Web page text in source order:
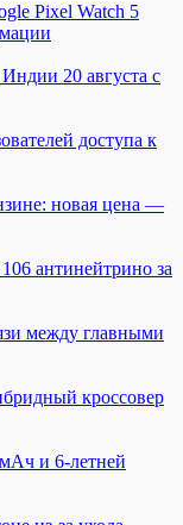
Pixel Watch 5
20 августа с
доступа к
новая цена —
антинейтрино за
между главными
кроссовер
и 6-летней